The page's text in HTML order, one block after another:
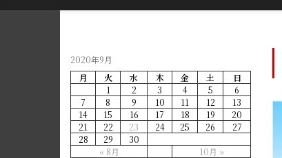
2020年9月
月
火 水 木 金 土 日
« 8月 10月 »
1 2 3 4 5
6
7
8 9 10 11 12
13
14
15 16 17 18 19
20
21
22 23 24 25 26
27
28
29 30